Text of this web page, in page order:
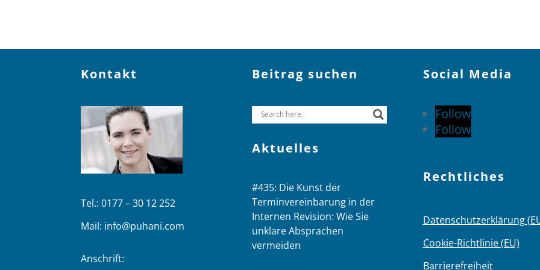
Kontakt
Tel.: 0177 – 30 12 252
Mail: info@puhani.com
Anschrift:
Beitrag suchen
Aktuelles
#435: Die Kunst der
Terminvereinbarung in der
Internen Revision: Wie Sie
unklare Absprachen
vermeiden
Social Media
Follow
Follow
Rechtliches
Datenschutzerklärung
Cookie-Richtlinie (EU)
Barrierefreiheit